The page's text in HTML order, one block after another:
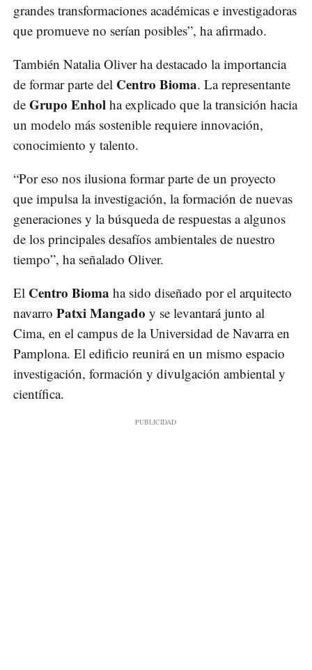
grandes transformaciones académicas e investigadoras
que promueve no serían posibles”, ha afirmado.
También Natalia Oliver ha destacado la importancia
de formar parte del Centro Bioma. La representante
de Grupo Enhol ha explicado que la transición hacia
un modelo más sostenible requiere innovación,
conocimiento y talento.
“Por eso nos ilusiona formar parte de un proyecto
que impulsa la investigación, la formación de nuevas
generaciones y la búsqueda de respuestas a algunos
de los principales desafíos ambientales de nuestro
tiempo”, ha señalado Oliver.
El Centro Bioma ha sido diseñado por el arquitecto
navarro Patxi Mangado y se levantará junto al
Cima, en el campus de la Universidad de Navarra en
Pamplona. El edificio reunirá en un mismo espacio
investigación, formación y divulgación ambiental y
científica.